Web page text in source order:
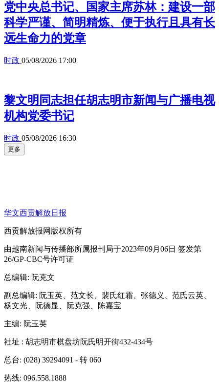
党中央总书记、国家主席苏林：建设一部
科学严谨、简明精炼、便于执行且具有长
远生命力的党章
时政 05/08/2026 17:00
黎文明同志担任胡志明市新闻与广播电视
机构党委书记
时政 05/08/2026 16:30
更多
华文西贡解放日报
西贡解放报网版权所有
由越南新闻与传播部所属报刊局于2023年09月06日 签发第
26/GP-CBC号许可证
总编辑: 阮克文
副总编辑: 阮玉英、范文长、裴氏红霜、张德义、范氏云英、
杨文光、阮德显、阮克强、陈嘉宝
主编: 阮玉英
社址 : 胡志明市棋盘坊阮氏明开街432-434号
总台: (028) 39294091 - 转 060
热线: 096.558.1888